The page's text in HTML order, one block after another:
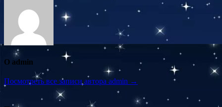
О admin
Посмотреть все записи автора admin →